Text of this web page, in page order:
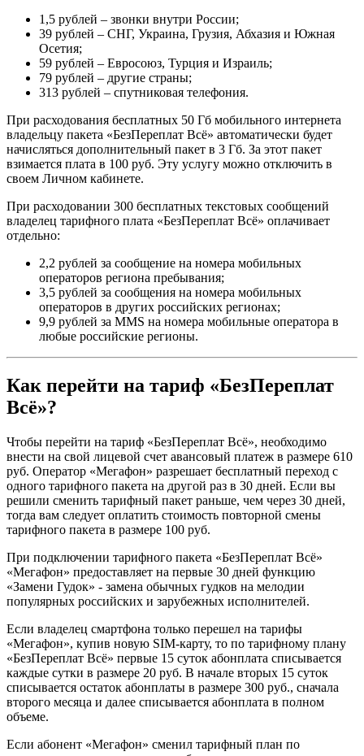
1,5 рублей – звонки внутри России;
39 рублей – СНГ, Украина, Грузия, Абхазия и Южная
Осетия;
59 рублей – Евросоюз, Турция и Израиль;
79 рублей – другие страны;
313 рублей – спутниковая телефония.
При расходования бесплатных 50 Гб мобильного интернета
владельцу пакета «БезПереплат Всё» автоматически будет
начисляться дополнительный пакет в 3 Гб. За этот пакет
взимается плата в 100 руб. Эту услугу можно отключить в
своем Личном кабинете.
При расходовании 300 бесплатных текстовых сообщений
владелец тарифного плата «БезПереплат Всё» оплачивает
отдельно:
2,2 рублей за сообщение на номера мобильных
операторов региона пребывания;
3,5 рублей за сообщения на номера мобильных
операторов в других российских регионах;
9,9 рублей за MMS на номера мобильные оператора в
любые российские регионы.
Как перейти на тариф «БезПереплат
Всё»?
Чтобы перейти на тариф «БезПереплат Всё», необходимо
внести на свой лицевой счет авансовый платеж в размере 610
руб. Оператор «Мегафон» разрешает бесплатный переход с
одного тарифного пакета на другой раз в 30 дней. Если вы
решили сменить тарифный пакет раньше, чем через 30 дней,
тогда вам следует оплатить стоимость повторной смены
тарифного пакета в размере 100 руб.
При подключении тарифного пакета «БезПереплат Всё»
«Мегафон» предоставляет на первые 30 дней функцию
«Замени Гудок» - замена обычных гудков на мелодии
популярных российских и зарубежных исполнителей.
Если владелец смартфона только перешел на тарифы
«Мегафон», купив новую SIM-карту, то по тарифному плану
«БезПереплат Всё» первые 15 суток абонплата списывается
каждые сутки в размере 20 руб. В начале вторых 15 суток
списывается остаток абонплаты в размере 300 руб., сначала
второго месяца и далее списывается абонплата в полном
объеме.
Если абонент «Мегафон» сменил тарифный план по